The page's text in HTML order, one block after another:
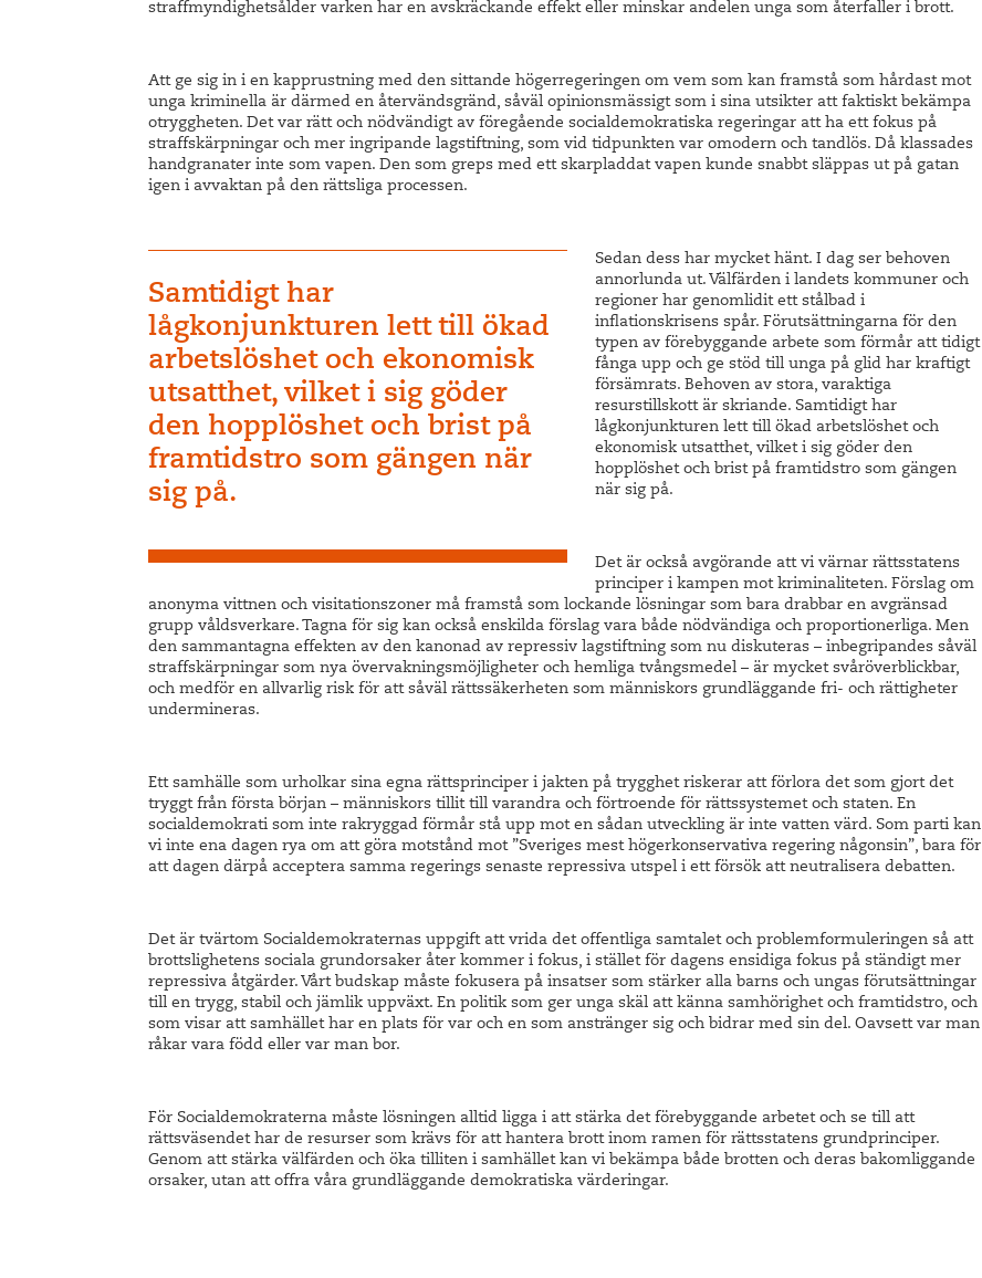
straffmyndighetsålder varken har en avskräckande effekt eller minskar andelen unga som återfaller i brott.
Att ge sig in i en kapprustning med den sittande högerregeringen om vem som kan framstå som hårdast mot
unga kriminella är därmed en återvändsgränd, såväl opinionsmässigt som i sina utsikter att faktiskt bekämpa
otryggheten. Det var rätt och nödvändigt av föregående socialdemokratiska regeringar att ha ett fokus på
straffskärpningar och mer ingripande lagstiftning, som vid tidpunkten var omodern och tandlös. Då klassades
handgranater inte som vapen. Den som greps med ett skarpladdat vapen kunde snabbt släppas ut på gatan
igen i avvaktan på den rättsliga processen.
Samtidigt har
lågkonjunkturen lett till ökad
arbetslöshet och ekonomisk
utsatthet, vilket i sig göder
den hopplöshet och brist på
framtidstro som gängen när
sig på.
Sedan dess har mycket hänt. I dag ser behoven
annorlunda ut. Välfärden i landets kommuner och
regioner har genomlidit ett stålbad i
inflationskrisens spår. Förutsättningarna för den
typen av förebyggande arbete som förmår att tidigt
fånga upp och ge stöd till unga på glid har kraftigt
försämrats. Behoven av stora, varaktiga
resurstillskott är skriande. Samtidigt har
lågkonjunkturen lett till ökad arbetslöshet och
ekonomisk utsatthet, vilket i sig göder den
hopplöshet och brist på framtidstro som gängen
när sig på.
Det är också avgörande att vi värnar rättsstatens
principer i kampen mot kriminaliteten. Förslag om
anonyma vittnen och visitationszoner må framstå som lockande lösningar som bara drabbar en avgränsad
grupp våldsverkare. Tagna för sig kan också enskilda förslag vara både nödvändiga och proportionerliga. Men
den sammantagna effekten av den kanonad av repressiv lagstiftning som nu diskuteras – inbegripandes såväl
straffskärpningar som nya övervakningsmöjligheter och hemliga tvångsmedel – är mycket svåröverblickbar,
och medför en allvarlig risk för att såväl rättssäkerheten som människors grundläggande fri- och rättigheter
undermineras.
Ett samhälle som urholkar sina egna rättsprinciper i jakten på trygghet riskerar att förlora det som gjort det
tryggt från första början – människors tillit till varandra och förtroende för rättssystemet och staten. En
socialdemokrati som inte rakryggad förmår stå upp mot en sådan utveckling är inte vatten värd. Som parti kan
vi inte ena dagen rya om att göra motstånd mot ”Sveriges mest högerkonservativa regering någonsin”, bara för
att dagen därpå acceptera samma regerings senaste repressiva utspel i ett försök att neutralisera debatten.
Det är tvärtom Socialdemokraternas uppgift att vrida det offentliga samtalet och problemformuleringen så att
brottslighetens sociala grundorsaker åter kommer i fokus, i stället för dagens ensidiga fokus på ständigt mer
repressiva åtgärder. Vårt budskap måste fokusera på insatser som stärker alla barns och ungas förutsättningar
till en trygg, stabil och jämlik uppväxt. En politik som ger unga skäl att känna samhörighet och framtidstro, och
som visar att samhället har en plats för var och en som anstränger sig och bidrar med sin del. Oavsett var man
råkar vara född eller var man bor.
För Socialdemokraterna måste lösningen alltid ligga i att stärka det förebyggande arbetet och se till att
rättsväsendet har de resurser som krävs för att hantera brott inom ramen för rättsstatens grundprinciper.
Genom att stärka välfärden och öka tilliten i samhället kan vi bekämpa både brotten och deras bakomliggande
orsaker, utan att offra våra grundläggande demokratiska värderingar.